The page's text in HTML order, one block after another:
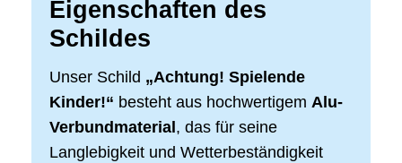
Eigenschaften des
Schildes
Unser Schild „Achtung! Spielende
Kinder!“ besteht aus hochwertigem Alu-
Verbundmaterial , das für seine
Langlebigkeit und Wetterbeständigkeit